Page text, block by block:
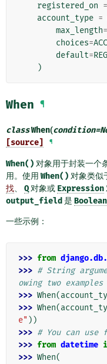
registered_on =
account_type =
max_length=
choices=
default=
)
When ¶
classWhen(condition=
[source] ¶
When() 对象用于封装一个
用。使用 When() 对象类似
找、 Q对象或 Expression
output_field 是
一些示例：
>>> from
>>> # String
owing two
>>> When(
>>> When(
e" ))
>>> # You can
>>> from datetime
>>> When(